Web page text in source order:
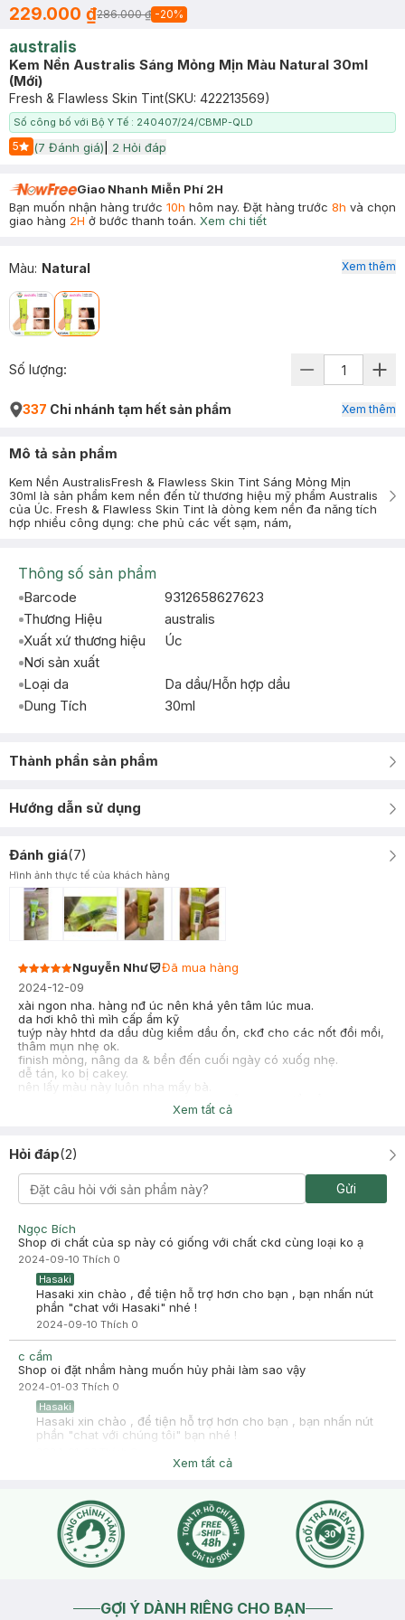
229.000 ₫286.000 ₫ -20%
australis
Kem Nền Australis Sáng Mỏng Mịn Màu Natural 30ml
(Mới)
Fresh & Flawless Skin Tint(SKU: 422213569)
Số công bố với Bộ Y Tế : 240407/24/CBMP-QLD
5
Start Icon
(7 Đánh giá) 2 Hỏi đáp
Giao Nhanh Miễn Phí 2H
Bạn muốn nhận hàng trước 10h hôm nay. Đặt hàng trước 8h và chọn
giao hàng 2H ở bước thanh toán. Xem chi tiết
Màu: Natural Xem thêm
Số lượng:
337 Chi nhánh tạm hết sản phẩm Xem thêm
Mô tả sản phẩm
Kem Nền AustralisFresh & Flawless Skin Tint Sáng Mỏng Mịn
30ml là sản phẩm kem nền đến từ thương hiệu mỹ phẩm Australis
của Úc. Fresh & Flawless Skin Tint là dòng kem nền đa năng tích
hợp nhiều công dụng: che phủ các vết sạm, nám,
Thông số sản phẩm
Barcode
9312658627623
Thương Hiệu
australis
Xuất xứ thương hiệu
Úc
Nơi sản xuất
Loại da
Da dầu/Hỗn hợp dầu
Dung Tích
30ml
Thành phần sản phẩm
Hướng dẫn sử dụng
Đánh giá(7)
Hình ảnh thực tế của khách hàng
Nguyễn Như
Đã mua hàng
2024-12-09
xài ngon nha. hàng nđ úc nên khá yên tâm lúc mua.
da hơi khô thì mìh cấp ẩm kỹ
tuýp này hhtd da dầu dùg kiềm dầu ổn, ckđ cho các nốt đồi mồi,
thâm mụn nhẹ ok.
finish mỏng, nâng da & bền đến cuối ngày có xuốg nhẹ.
dễ tán, ko bị cakey.
nên lấy màu này luôn nha mấy bà.
luc trc toàn apply cushion, mà cush dễ trượt, h đổi hẳn sang con
này. nên dùng kèm phấn phủ của hãng
2024-11-03
Mình dùng kem nền và phấn phủ của hãng này luôn, finish mịn
và chắc nền, lâu xuống tone. Mừ điểm
Xem tất cả
Hỏi đáp(2)
Gửi
Ngọc Bích
Shop ơi chất của sp này có giống với chất ckd cùng loại ko ạ
2024-09-10 Thích 0
Hasaki
Hasaki xin chào , để tiện hỗ trợ hơn cho bạn , bạn nhấn nút
phần "chat với Hasaki" nhé !
2024-09-10 Thích 0
c cẩm
Shop oi đặt nhầm hàng muốn hủy phải làm sao vậy
2024-01-03 Thích 0
Hasaki
Hasaki xin chào , để tiện hỗ trợ hơn cho bạn , bạn nhấn nút
phần "chat với chúng tôi" bạn nhé !
Xem tất cả
GỢI Ý DÀNH RIÊNG CHO BẠN